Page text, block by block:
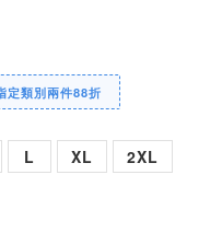
定類別兩件88折
L XL
2XL